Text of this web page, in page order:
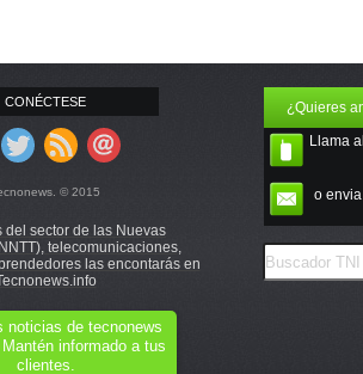
CONÉCTESE
© 2015
del sector de las Nuevas
telecomunicaciones,
las encontarás en
noticias de tecnonews
informado a tus
clientes.
¿Quieres
Llama
o envia